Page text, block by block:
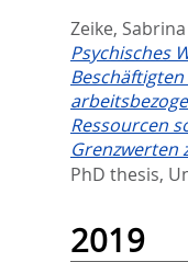
Zeike,
Psychisches
Beschäftigten
Ressourcen
Grenzwerten
PhD thesis,
2019